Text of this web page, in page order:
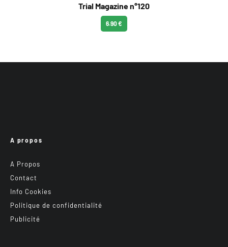
Trial Magazine n°120
6.90 €
A propos
A Propos
Contact
Info Cookies
Politique de confidentialité
Publicité